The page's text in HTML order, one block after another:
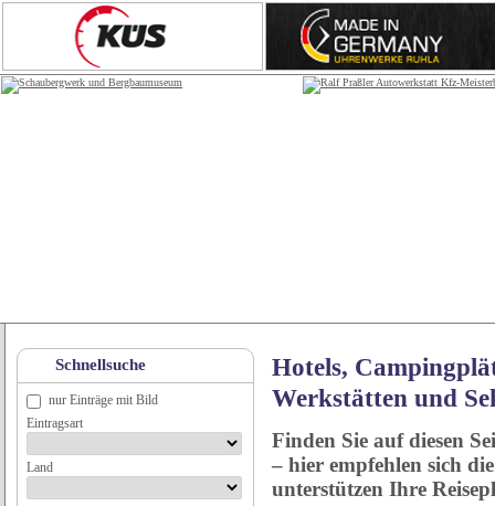
Hotels,
Werkstätten und
Finden Sie auf diesen
– hier empfehlen sich
unterstützen Ihre
Schnellsuche
nur Einträge mit Bild
Eintragsart
Land